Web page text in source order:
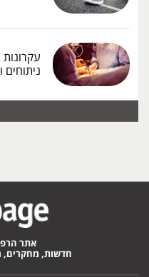
עקרונות
ניתוחים
אתר
חדשות, מחקרים,